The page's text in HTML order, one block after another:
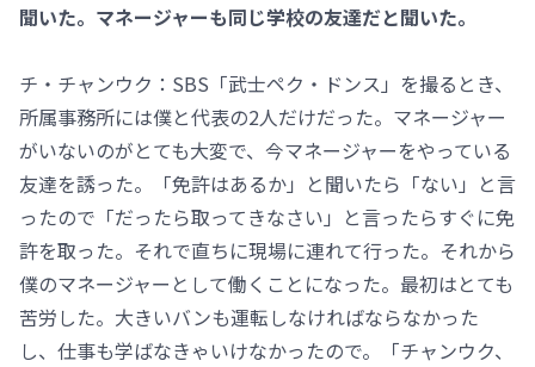
聞いた。マネージャーも同じ学校の友達だと聞いた。
チ・チャンウク：SBS「武士ペク・ドンス」を撮るとき、
所属事務所には僕と代表の2人だけだった。マネージャー
がいないのがとても大変で、今マネージャーをやっている
友達を誘った。「免許はあるか」と聞いたら「ない」と言
ったので「だったら取ってきなさい」と言ったらすぐに免
許を取った。それで直ちに現場に連れて行った。それから
僕のマネージャーとして働くことになった。最初はとても
苦労した。大きいバンも運転しなければならなかった
し、仕事も学ばなきゃいけなかったので。「チャンウク、